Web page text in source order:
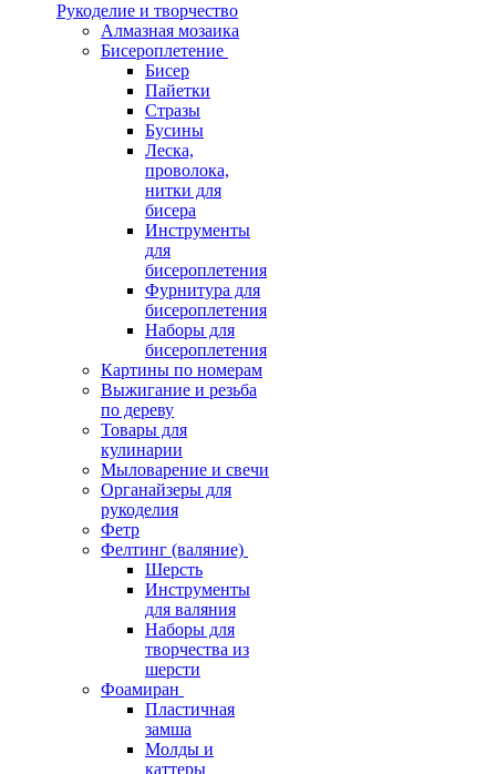
Рукоделие и творчество
Алмазная мозаика
Бисероплетение
Бисер
Пайетки
Стразы
Бусины
Леска,
проволока,
нитки для
бисера
Инструменты
для
бисероплетения
Фурнитура для
бисероплетения
Наборы для
бисероплетения
Картины по номерам
Выжигание и резьба
по дереву
Товары для
кулинарии
Мыловарение и свечи
Органайзеры для
рукоделия
Фетр
Фелтинг (валяние)
Шерсть
Инструменты
для валяния
Наборы для
творчества из
шерсти
Фоамиран
Пластичная
замша
Молды и
каттеры